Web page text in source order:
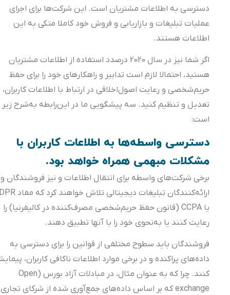
دسترسی به اطلاعات مشتریان است. این شرکت‌ها برای اجرای
عملیات تبلیغات و بازاریابی و فروش خود کاملا متکی به این
اطلاعات هستند.
اگر شما نیز در سال 2020 درصدد استفاده از اطلاعات مشتریان
هستید، احتمالا لازم است تدابیر و راهکارهای خود را برای حفظ
حریم‌شخصی و رعایت اصول‌اخلاقی در ارتباط با اطلاعات کاربران،
تعدیل و تنظیم کنید. سه پیشگویی ما در این‌رابطه به‌شرح زیر
است:
دسترسی واسطه‌ها به اطلاعات کاربران با
مشکلات مبهمی همراه خواهد بود.
برخی شرکت‌های واسطه برای انتقال اطلاعات و نیز فروشندگان و
ارائه‌کنندگان تبلیغات دیجیتالی تلاش خواهند کرد که مفاد GDPR
یا CCPA (قانون حفظ حریم‌شخصی مصرف‌کننده در کالیفرنیا) را
رعایت کنند یا به‌نحوی خود را با آنها تطبیق دهند.
فروشندگان باید سطوح مختلفی از قوانین را برای دسترسی به
داده‌های پراکنده و در برخی موارد اطلاعات ناکافی کاربران، پیمایش
کنند. چرا که به عنوان مثال، در مبادلات آزاد بورس (Open
exchange که بر اساس داده‌های جمع‌آوری شده از شرکای تجاری